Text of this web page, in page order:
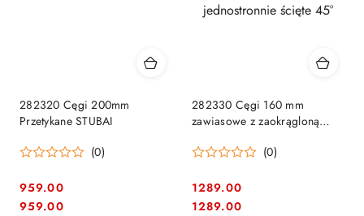
282320 Cęgi 200mm
Przetykane STUBAI
(0)
Cena:
959.00
Cena:
959.00
282330 Cęgi 160 mm
zawiasowe z zaokrągloną
jednostronnie ścięte 45°
(0)
Cena:
1289.00
Cena:
1289.00